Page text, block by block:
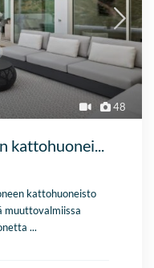
48
kattohuonei...
kattohuoneisto
muuttovalmiissa
...